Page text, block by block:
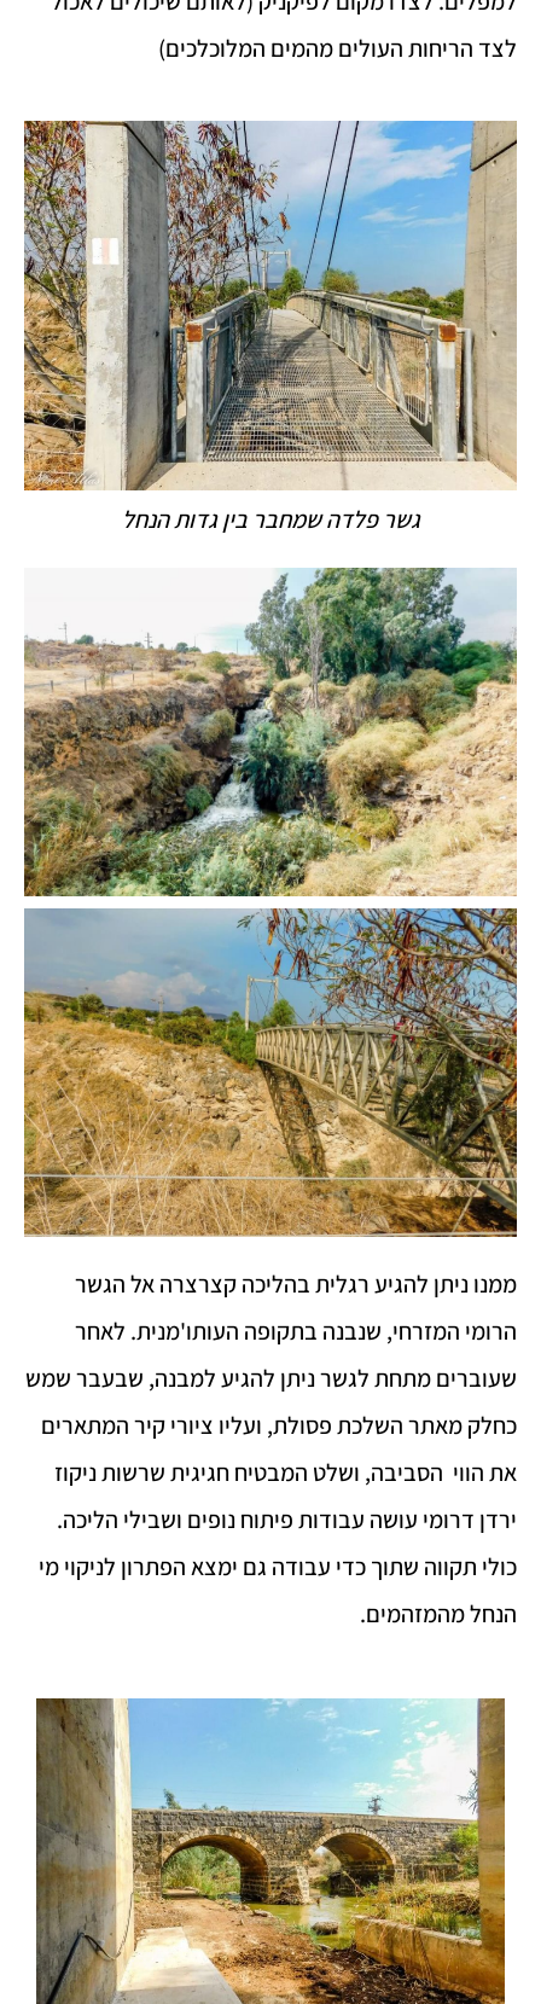
לצד הריחות העולים מהמים המלוכלכים)
גשר פלדה שמחבר בין גדות הנחל
ממנו ניתן להגיע רגלית בהליכה קצרצרה אל הגשר
הרומי המזרחי, שנבנה בתקופה העותו'מנית. לאחר
שעוברים מתחת לגשר ניתן להגיע למבנה, שבעבר שמש
כחלק מאתר השלכת פסולת, ועליו ציורי קיר המתארים
את הווי הסביבה, ושלט המבטיח חגיגית שרשות ניקוז
ירדן דרומי עושה עבודות פיתוח נופים ושבילי הליכה.
כולי תקווה שתוך כדי עבודה גם ימצא הפתרון לניקוי מי
הנחל מהמזהמים.